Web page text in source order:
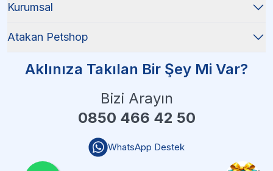
Kurumsal
Atakan Petshop
Aklınıza Takılan Bir Şey Mi Var?
Bizi Arayın
0850 466 42 50
WhatsApp Destek